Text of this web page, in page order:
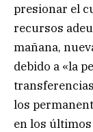
presionar el
recursos
mañana,
debido a «la
los
en los